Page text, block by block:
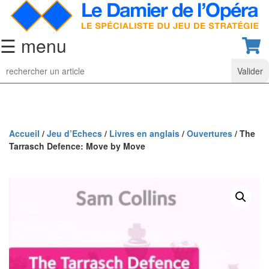
☰ menu
Jeu
d’Echecs
collection
Coffrets
Accueil / Jeu d’Echecs / Livres en anglais / Ouvertures / The
Tarrasch Defence: Move by Move